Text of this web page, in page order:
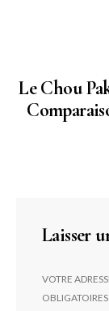
Le Chou
Laisser
VOTRE